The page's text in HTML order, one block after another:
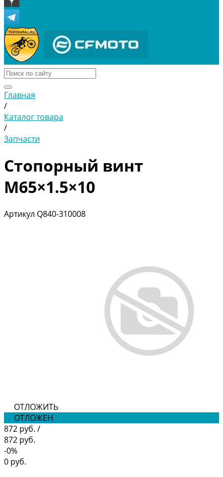
Главная
/
Каталог товара
/
Запчасти
Стопорный винт
M65×1.5×10
Артикул Q840-310008
ОТЛОЖИТЬ
ОТЛОЖЕН
872 руб. /
872 руб.
-0%
0 руб.